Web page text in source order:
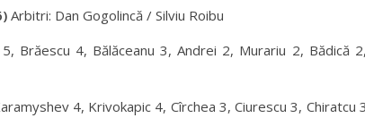
Arbitri: Dan Gogolincă / Silviu Roibu
Brăescu 4, Bălăceanu 3, Andrei 2, Murariu 2, Bădică
4, Krivokapic 4, Cîrchea 3, Ciurescu 3, Chiratcu